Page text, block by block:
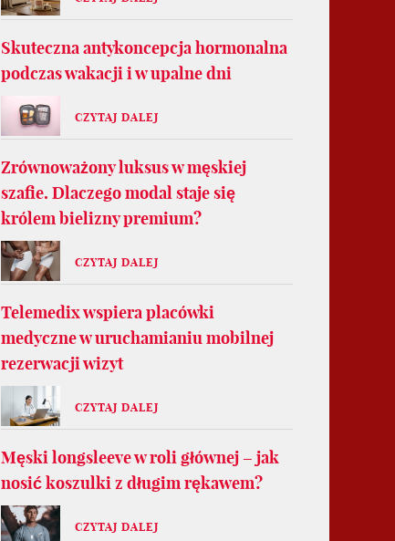
Skuteczna antykoncepcja hormonalna
podczas wakacji i w upalne dni
CZYTAJ DALEJ
Zrównoważony luksus w męskiej
szafie. Dlaczego modal staje się
królem bielizny premium?
CZYTAJ DALEJ
Telemedix wspiera placówki
medyczne w uruchamianiu mobilnej
rezerwacji wizyt
CZYTAJ DALEJ
Męski longsleeve w roli głównej – jak
nosić koszulki z długim rękawem?
CZYTAJ DALEJ